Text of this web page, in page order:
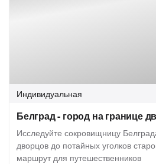
Индивидуальная
Белград - город на границе
Исследуйте сокровищницу
дворцов до потайных уголков
маршрут для путешественников